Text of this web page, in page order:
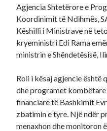
Agjencia Shtetërore e
Koordinimit të Ndihmës,
Këshilli i Ministrave në
kryeministri Edi Rama
ministrin e Shëndetësisë,
Roli i kësaj agjencie
dhe programet kombëtare
financiare të Bashkimit
zbatimin e tyre. Një ndër
menaxhon dhe monitoron